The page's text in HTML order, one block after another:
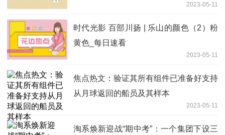
2023-05-11
时代光影 百部川扬 | 乐山的颜色（2）粉
黄色_每日速看
2023-05-11
焦点热文：验证其所有组件已准备好支持
从月球返回的船员及其样本
2023-05-11
淘系焕新迎战“期中考”：一个集团下设三